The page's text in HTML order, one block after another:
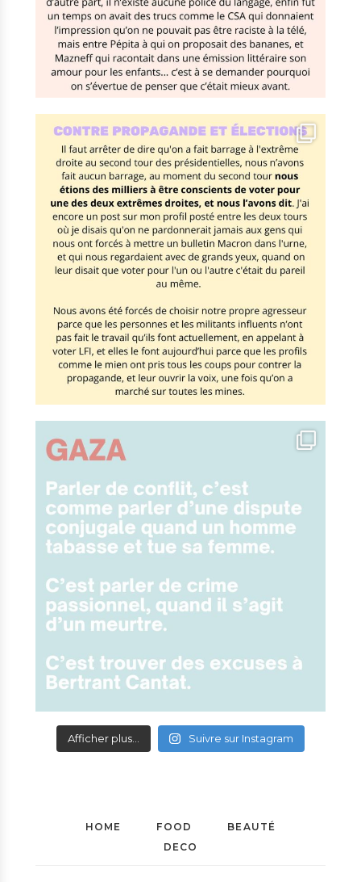
Afficher plus... Suivre sur Instagram
HOME FOOD
BEAUTÉ
DECO